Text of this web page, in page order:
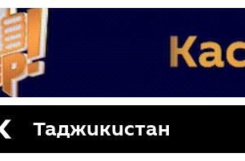
Таджикистан